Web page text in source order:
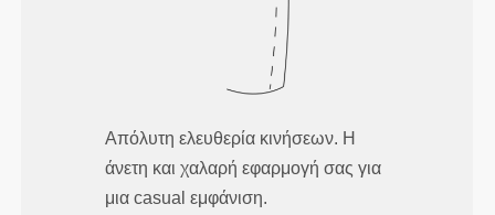
Απόλυτη ελευθερία κινήσεων. Η
άνετη και χαλαρή εφαρμογή σας για
μια casual εμφάνιση.